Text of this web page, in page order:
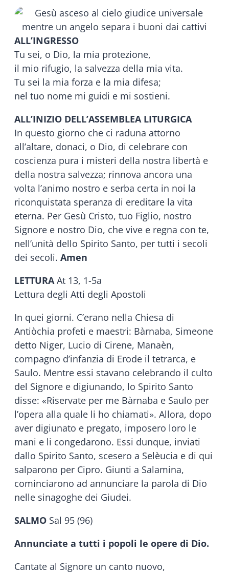
ALL’INGRESSO
Tu sei, o Dio, la mia protezione,
il mio rifugio, la salvezza della mia vita.
Tu sei la mia forza e la mia difesa;
nel tuo nome mi guidi e mi sostieni.
ALL’INIZIO DELL’ASSEMBLEA LITURGICA
In questo giorno che ci raduna attorno
all’altare, donaci, o Dio, di celebrare con
coscienza pura i misteri della nostra libertà e
della nostra salvezza; rinnova ancora una
volta l’animo nostro e serba certa in noi la
riconquistata speranza di ereditare la vita
eterna. Per Gesù Cristo, tuo Figlio, nostro
Signore e nostro Dio, che vive e regna con te,
nell’unità dello Spirito Santo, per tutti i secoli
dei secoli. Amen
LETTURA At 13, 1-5a
Lettura degli Atti degli Apostoli
In quei giorni. C’erano nella Chiesa di
Antiòchia profeti e maestri: Bàrnaba, Simeone
detto Niger, Lucio di Cirene, Manaèn,
compagno d’infanzia di Erode il tetrarca, e
Saulo. Mentre essi stavano celebrando il culto
del Signore e digiunando, lo Spirito Santo
disse: «Riservate per me Bàrnaba e Saulo per
l’opera alla quale li ho chiamati». Allora, dopo
aver digiunato e pregato, imposero loro le
mani e li congedarono. Essi dunque, inviati
dallo Spirito Santo, scesero a Selèucia e di qui
salparono per Cipro. Giunti a Salamina,
cominciarono ad annunciare la parola di Dio
nelle sinagoghe dei Giudei.
SALMO Sal 95 (96)
Annunciate a tutti i popoli le opere di Dio.
Cantate al Signore un canto nuovo,